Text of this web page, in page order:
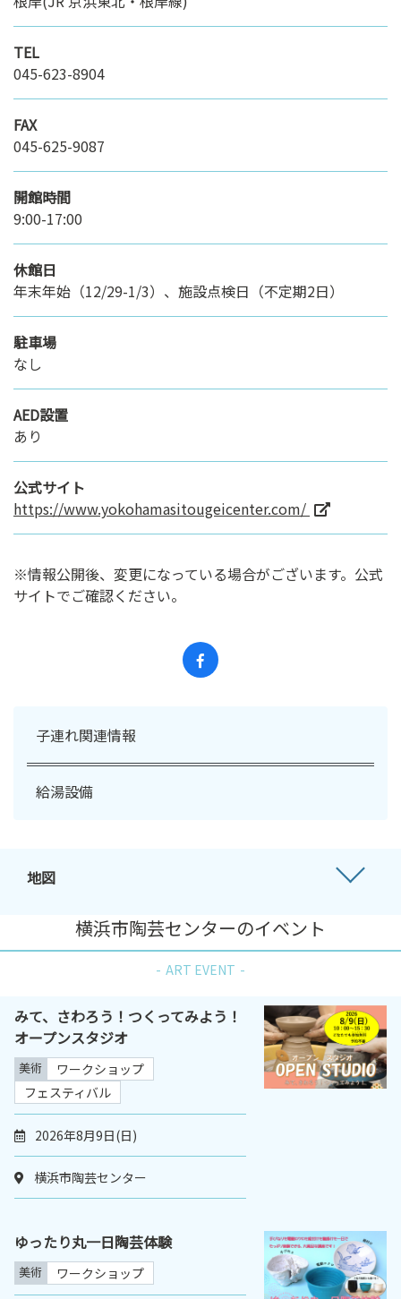
子連れ関連情報
給湯設備
TEL
045-623-8904
FAX
045-625-9087
開館時間
9:00-17:00
休館日
年末年始（12/29-1/3）、施設点検日（不定期2日）
駐車場
なし
AED設置
あり
公式サイト
https://www.yokohamasitougeicenter.com/
※情報公開後、変更になっている場合がございます。公式
サイトでご確認ください。
地図
横浜市陶芸センターのイベント
ART EVENT
みて、さわろう！つくってみよう！
オープンスタジオ
美術
ワークショップ
フェスティバル
2026年8月9日(日)
横浜市陶芸センター
ゆったり丸一日陶芸体験
美術 ワークショップ